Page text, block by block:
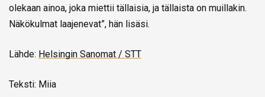
olekaan ainoa, joka miettii tällaisia, ja tällaista on muillakin.
Näkökulmat laajenevat”, hän lisäsi.
Lähde: Helsingin Sanomat / STT
Teksti: Miia